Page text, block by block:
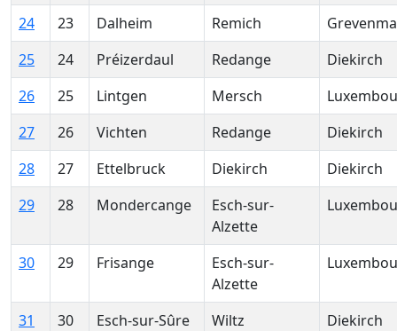
24
23 Dalheim Remich
25
24 Préizerdaul Redange
Diekirch
26
25 Lintgen Mersch
27
26 Vichten Redange
Diekirch
28
27 Ettelbruck Diekirch
Diekirch
29
28 Mondercange
Esch-sur-
Alzette
30 29 Frisange
Esch-sur-
Alzette
31 30 Esch-sur-Sûre Wiltz
Diekirch